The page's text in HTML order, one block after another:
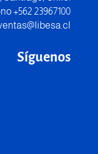
+562 23967100
Síguenos